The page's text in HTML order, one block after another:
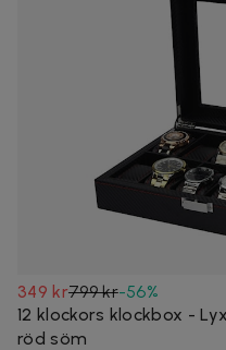
349 kr799 kr-56%
12 klockors klockbox -
röd söm